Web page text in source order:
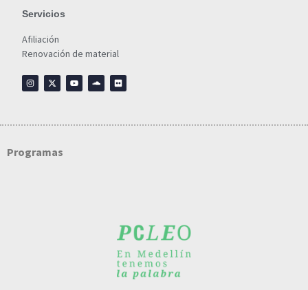
Servicios
Afiliación
Renovación de material
Programas